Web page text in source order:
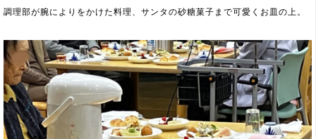
調理部が腕によりをかけた料理、サンタの砂糖菓子まで可愛くお皿の上。